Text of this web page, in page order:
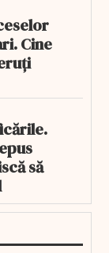
Cine
să